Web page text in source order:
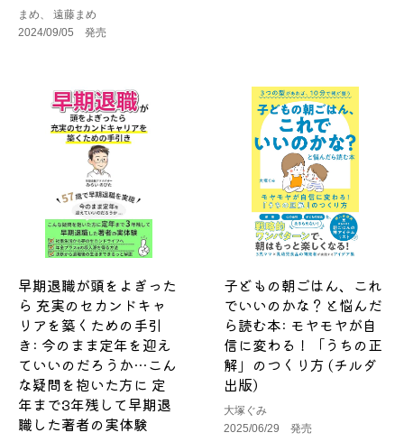
まめ、 遠藤まめ
2024/09/05 発売
早期退職が頭をよぎった
ら 充実のセカンドキャ
リアを築くための手引
き: 今のまま定年を迎え
ていいのだろうか…こん
な疑問を抱いた方に 定
年まで3年残して早期退
職した著者の実体験
子どもの朝ごはん、これ
でいいのかな？と悩んだ
ら読む本: モヤモヤが自
信に変わる！「うちの正
解」のつくり方 (チルダ
出版)
大塚ぐみ
2025/06/29 発売